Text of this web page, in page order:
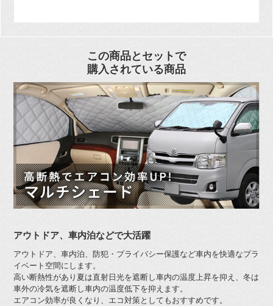
この商品とセットで
購入されている商品
アウトドア、車内泊などで大活躍
アウトドア、車内泊、防犯・プライバシー保護など車内を快適なプラ
イベート空間にします。
高い断熱性があり夏は直射日光を遮断し車内の温度上昇を抑え、冬は
車外の冷気を遮断し車内の温度低下を抑えます。
エアコン効率が良くなり、エコ対策としてもおすすめです。